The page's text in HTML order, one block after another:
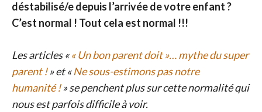
déstabilisé/e depuis l’arrivée de votre enfant ?
C’est normal ! Tout cela est normal !!!
Les articles «« Un bon parent doit »… mythe du super
parent !» et «Ne sous-estimons pas notre
humanité !» se penchent plus sur cette normalité qui
nous est parfois difficile à voir.